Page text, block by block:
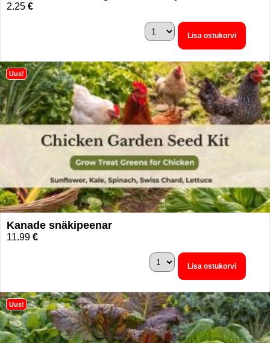
2.25 €
Lisa ostukorvi
Uus!
Kanade snäkipeenar
11.99 €
Lisa ostukorvi
Uus!